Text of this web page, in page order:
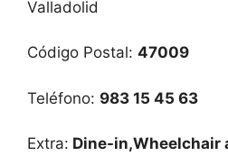
Valladolid
Código Postal: 47009
Teléfono: 983 15 45 63
Extra: Dine-in,Wheelchair